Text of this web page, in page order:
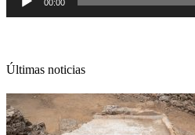
audio
00:00
Últimas noticias